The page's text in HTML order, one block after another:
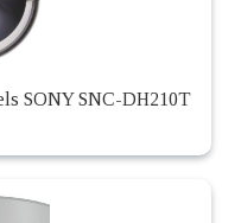
SONY SNC-DH210T